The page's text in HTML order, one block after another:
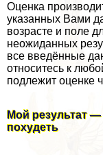
Оценка
указанных Вами
возрасте и поле
неожиданных
все введённые
относитесь к
подлежит оценке
Мой результат
похудеть